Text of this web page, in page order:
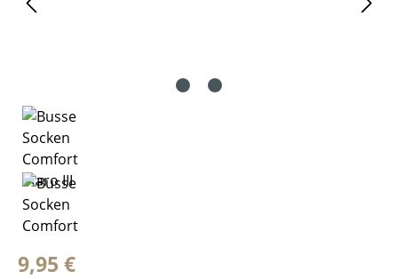
Regulärer Preis:
9,95 €